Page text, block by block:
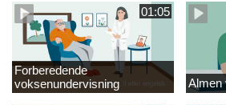
01:05
Forberedende
voksenundervisning
Almen